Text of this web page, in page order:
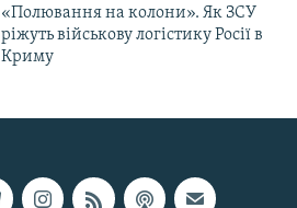
«Полювання на колони». Як ЗСУ
ріжуть військову логістику Росії в
Криму